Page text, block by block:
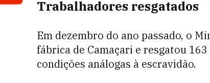
Trabalhadores resgatados
Em dezembro do ano passado, o
fábrica de Camaçari e resgatou
condições análogas à escravidão.